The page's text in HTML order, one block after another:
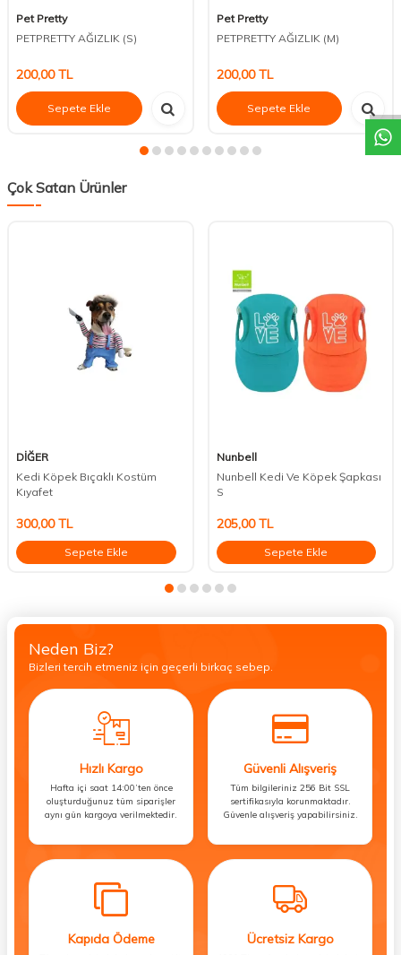
Pet Pretty
PETPRETTY AĞIZLIK (S)
200,00TL
Sepete Ekle
Pet Pretty
PETPRETTY AĞIZLIK (M)
200,00TL
Sepete Ekle
Çok Satan Ürünler
DİĞER
Kedi Köpek Bıçaklı Kostüm
Kıyafet
300,00TL
Sepete Ekle
Nunbell
Nunbell Kedi Ve Köpek Şapkası
S
205,00TL
Sepete Ekle
Neden Biz?
Bizleri tercih etmeniz için geçerli birkaç sebep.
Hızlı Kargo
Hafta içi saat 14:00’ten önce
oluşturduğunuz tüm siparişler
aynı gün kargoya verilmektedir.
Güvenli Alışveriş
Tüm bilgileriniz 256 Bit SSL
sertifikasıyla korunmaktadır.
Güvenle alışveriş yapabilirsiniz.
Kapıda Ödeme Ücretsiz Kargo